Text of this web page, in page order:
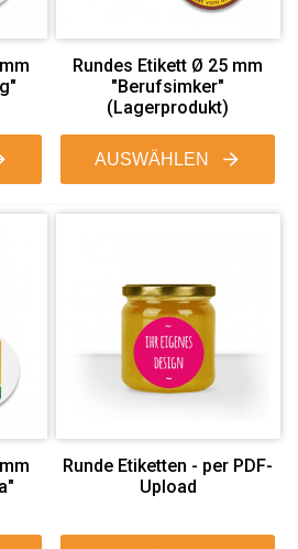
Rundes Etikett Ø 25 mm
"Berufsimker"
(Lagerprodukt)
AUSWÄHLEN
Runde Etiketten - per PDF-
Upload